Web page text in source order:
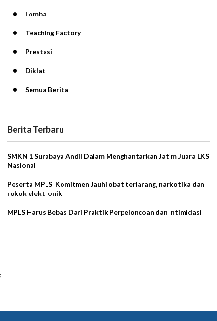
Lomba
Teaching Factory
Prestasi
Diklat
Semua Berita
Berita Terbaru
SMKN 1 Surabaya Andil Dalam Menghantarkan Jatim Juara LKS
Nasional
Peserta MPLS Komitmen Jauhi obat terlarang, narkotika dan
rokok elektronik
MPLS Harus Bebas Dari Praktik Perpeloncoan dan Intimidasi
;